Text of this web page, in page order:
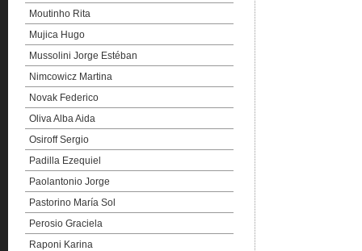
Moutinho Rita
Mujica Hugo
Mussolini Jorge Estéban
Nimcowicz Martina
Novak Federico
Oliva Alba Aida
Osiroff Sergio
Padilla Ezequiel
Paolantonio Jorge
Pastorino María Sol
Perosio Graciela
Raponi Karina